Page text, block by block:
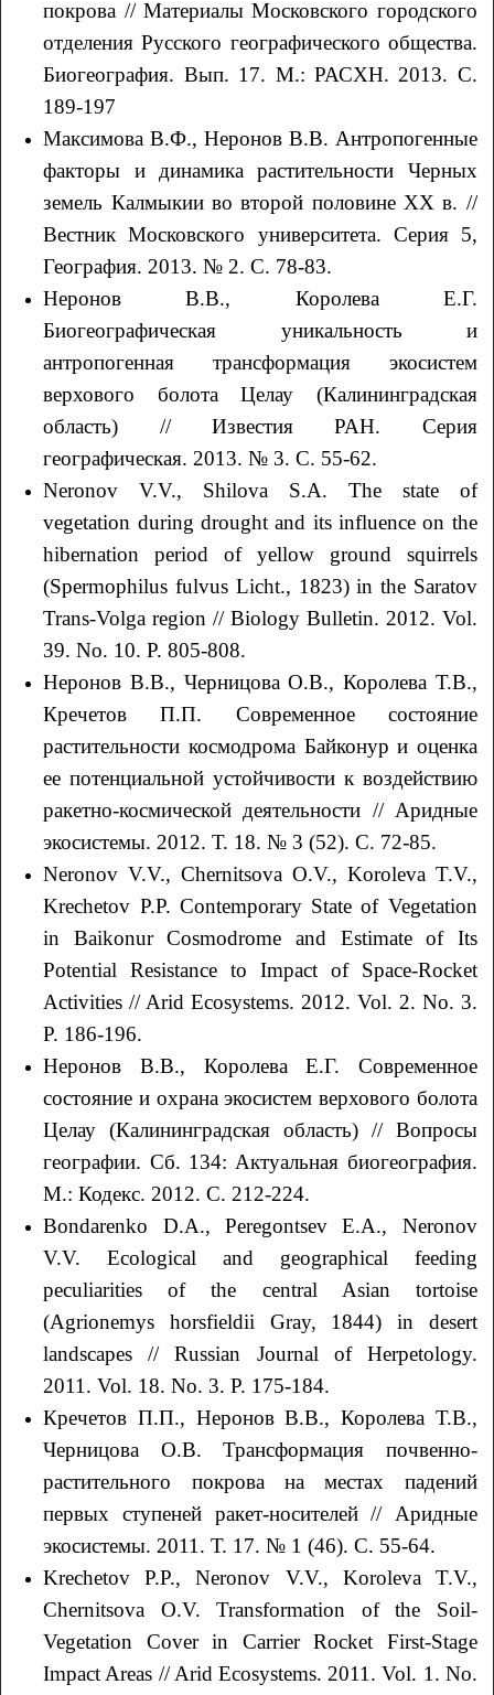
покрова // Материалы Московского городского
отделения Русского географического общества.
Биогеография. Вып. 17. М.: РАСХН. 2013. С.
189-197
Максимова В.Ф., Неронов В.В. Антропогенные
факторы и динамика растительности Черных
земель Калмыкии во второй половине ХХ в. //
Вестник Московского университета. Серия 5,
География. 2013. № 2. С. 78-83.
Неронов В.В., Королева Е.Г.
Биогеографическая уникальность и
антропогенная трансформация экосистем
верхового болота Целау (Калининградская
область) // Известия РАН. Серия
географическая. 2013. № 3. С. 55-62.
Neronov V.V., Shilova S.A. The state of
vegetation during drought and its influence on the
hibernation period of yellow ground squirrels
(Spermophilus fulvus Licht., 1823) in the Saratov
Trans-Volga region // Biology Bulletin. 2012. Vol.
39. No. 10. P. 805-808.
Неронов В.В., Черницова О.В., Королева Т.В.,
Кречетов П.П. Современное состояние
растительности космодрома Байконур и оценка
ее потенциальной устойчивости к воздействию
ракетно-космической деятельности // Аридные
экосистемы. 2012. Т. 18. № 3 (52). С. 72-85.
Neronov V.V., Chernitsova O.V., Koroleva T.V.,
Krechetov P.P. Contemporary State of Vegetation
in Baikonur Cosmodrome and Estimate of Its
Potential Resistance to Impact of Space-Rocket
Activities // Arid Ecosystems. 2012. Vol. 2. No. 3.
P. 186-196.
Неронов В.В., Королева Е.Г. Современное
состояние и охрана экосистем верхового болота
Целау (Калининградская область) // Вопросы
географии. Сб. 134: Актуальная биогеография.
М.: Кодекс. 2012. С. 212-224.
Bondarenko D.A., Peregontsev E.A., Neronov
V.V. Ecological and geographical feeding
peculiarities of the central Asian tortoise
(Agrionemys horsfieldii Gray, 1844) in desert
landscapes // Russian Journal of Herpetology.
2011. Vol. 18. No. 3. P. 175-184.
Кречетов П.П., Неронов В.В., Королева Т.В.,
Черницова О.В. Трансформация почвенно-
растительного покрова на местах падений
первых ступеней ракет-носителей // Аридные
экосистемы. 2011. Т. 17. № 1 (46). С. 55-64.
Krechetov P.P., Neronov V.V., Koroleva T.V.,
Chernitsova O.V. Transformation of the Soil-
Vegetation Cover in Carrier Rocket First-Stage
Impact Areas // Arid Ecosystems. 2011. Vol. 1. No.